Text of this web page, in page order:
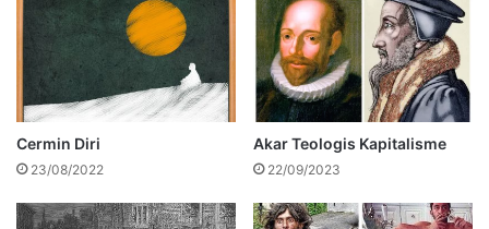
Cermin Diri
23/08/2022
Akar Teologis Kapitalisme
22/09/2023